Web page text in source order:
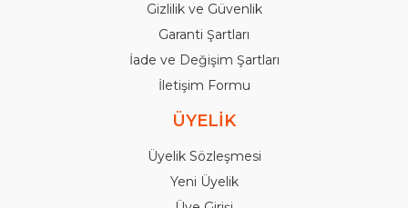
Gizlilik ve Güvenlik
Garanti Şartları
İade ve Değişim Şartları
İletişim Formu
ÜYELİK
Üyelik Sözleşmesi
Yeni Üyelik